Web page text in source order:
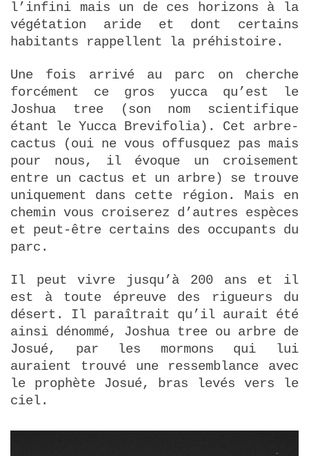
l’infini mais un de ces horizons à la
végétation aride et dont certains
habitants rappellent la préhistoire.
Une fois arrivé au parc on cherche
forcément ce gros yucca qu’est le
Joshua tree (son nom scientifique
étant le Yucca Brevifolia). Cet arbre-
cactus (oui ne vous offusquez pas mais
pour nous, il évoque un croisement
entre un cactus et un arbre) se trouve
uniquement dans cette région. Mais en
chemin vous croiserez d’autres espèces
et peut-être certains des occupants du
parc.
Il peut vivre jusqu’à 200 ans et il
est à toute épreuve des rigueurs du
désert. Il paraîtrait qu’il aurait été
ainsi dénommé, Joshua tree ou arbre de
Josué, par les mormons qui lui
auraient trouvé une ressemblance avec
le prophète Josué, bras levés vers le
ciel.